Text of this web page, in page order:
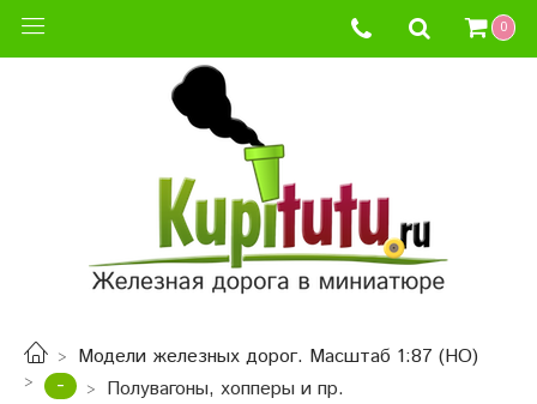
0
Модели железных дорог. Масштаб 1:87 (HO)
- Полувагоны, хопперы и пр.